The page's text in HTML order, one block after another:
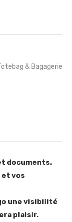
& Bagagerie
documents.
et vos
une visibilité
plaisir.